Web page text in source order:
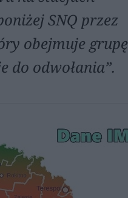
SNQ przez
obejmuje grupę
do odwołania”.